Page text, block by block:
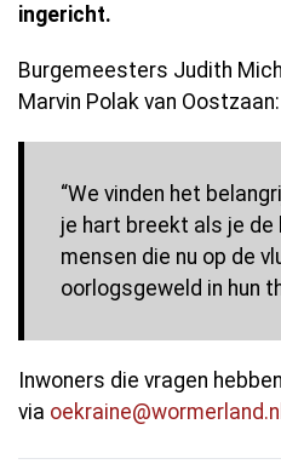
ingericht.
Burgemeesters Judith
Marvin Polak van Oostzaan:
“We vinden het
je hart breekt als je de
mensen die nu op de
oorlogsgeweld in hun
Inwoners die vragen
via oekraine@wormerland.nl